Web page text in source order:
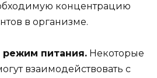
концентрацию
в организме.
режим питания. Некоторые
взаимодействовать с